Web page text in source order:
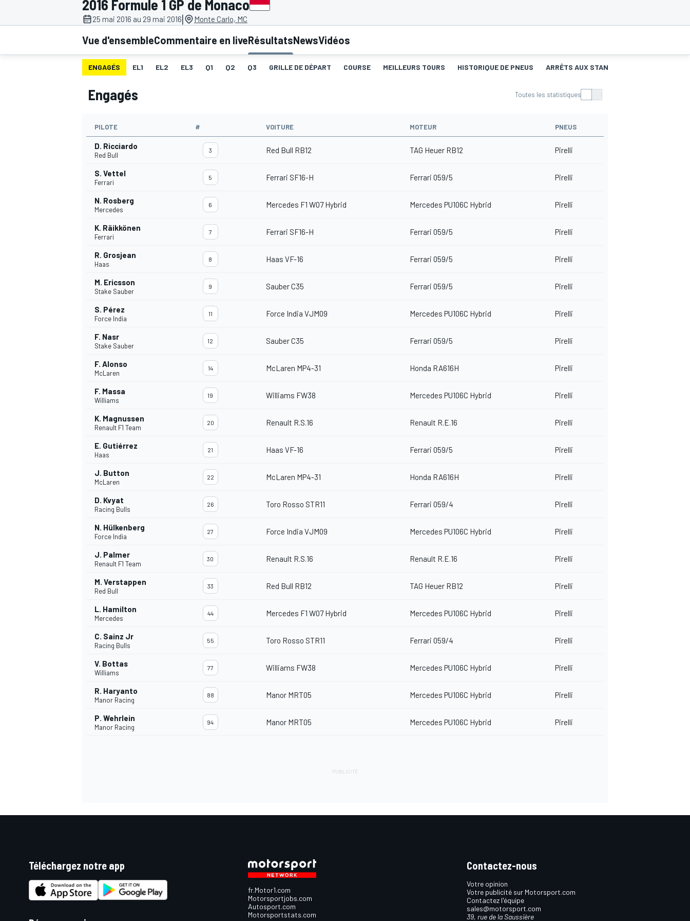
WRC
WEC
2016 Formule 1 GP de Monaco
25 mai 2016 au 29 mai 2016| Monte Carlo, MC
Vue d'ensembleCommentaire en liveRésultatsNewsVidéos
ENGAGÉS EL1 EL2 EL3 Q1 Q2 Q3 GRILLE DE DÉPART COURSE MEILLEURS TOURS HISTORIQUE DE PNEUS ARRÊTS AUX STANDS
Engagés Toutes les statistiques
PILOTE # VOITURE MOTEUR PNEUS
D. Ricciardo
Red Bull
3 Red Bull RB12 TAG Heuer RB12 Pirelli
S. Vettel
Ferrari
5 Ferrari SF16-H Ferrari 059/5 Pirelli
N. Rosberg
Mercedes
6 Mercedes F1 W07 Hybrid Mercedes PU106C Hybrid Pirelli
K. Räikkönen
Ferrari
7 Ferrari SF16-H Ferrari 059/5 Pirelli
R. Grosjean
Haas
8 Haas VF-16 Ferrari 059/5 Pirelli
M. Ericsson
Stake Sauber
9 Sauber C35 Ferrari 059/5 Pirelli
S. Pérez
Force India
11 Force India VJM09 Mercedes PU106C Hybrid Pirelli
F. Nasr
Stake Sauber
12 Sauber C35 Ferrari 059/5 Pirelli
F. Alonso
McLaren
14 McLaren MP4-31 Honda RA616H Pirelli
F. Massa
Williams
19 Williams FW38 Mercedes PU106C Hybrid Pirelli
K. Magnussen
Renault F1 Team
20 Renault R.S.16 Renault R.E.16 Pirelli
E. Gutiérrez
Haas
21 Haas VF-16 Ferrari 059/5 Pirelli
J. Button
McLaren
22 McLaren MP4-31 Honda RA616H Pirelli
D. Kvyat
Racing Bulls
26 Toro Rosso STR11 Ferrari 059/4 Pirelli
N. Hülkenberg
Force India
27 Force India VJM09 Mercedes PU106C Hybrid Pirelli
J. Palmer
Renault F1 Team
30 Renault R.S.16 Renault R.E.16 Pirelli
M. Verstappen
Red Bull
33 Red Bull RB12 TAG Heuer RB12 Pirelli
L. Hamilton
Mercedes
44 Mercedes F1 W07 Hybrid Mercedes PU106C Hybrid Pirelli
C. Sainz Jr
Racing Bulls
55 Toro Rosso STR11 Ferrari 059/4 Pirelli
V. Bottas
Williams
77 Williams FW38 Mercedes PU106C Hybrid Pirelli
R. Haryanto
Manor Racing
88 Manor MRT05 Mercedes PU106C Hybrid Pirelli
P. Wehrlein
Manor Racing
94 Manor MRT05 Mercedes PU106C Hybrid Pirelli
Téléchargez notre app
fr.Motor1.com
Motorsportjobs.com
Autosport.com
Motorsportstats.com
Contactez-nous
Votre opinion
Votre publicité sur Motorsport.com
Contactez l'équipe
sales@motorsport.com
39, rue de la Saussière